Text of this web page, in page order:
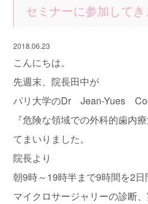
セミナーに参加してき
2018.06.23
こんにちは。
先週末、院長田中が
パリ大学のDr Jean-Yues
『危険な領域での外科的歯内
てまいりました。
院長より
朝9時～19時半まで9時間を2日
マイクロサージャリーの診断